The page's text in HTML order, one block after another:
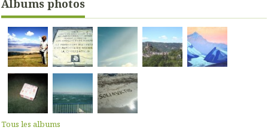
Albums photos
Tous les albums